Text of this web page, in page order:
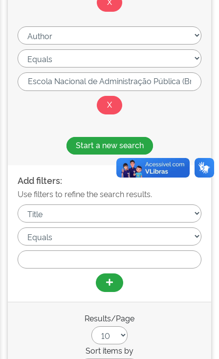
Start a new search
Add filters:
Use filters to refine the search results.
Results/Page
Sort items by